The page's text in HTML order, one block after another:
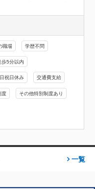
職場 学歴不問
歩5分以内
祝日休み 交通費支給
度 その他特別制度あり
一覧